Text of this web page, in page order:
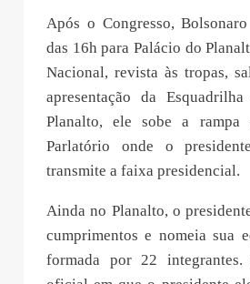
Após o Congresso,
das 16h para Palácio do
Nacional, revista às tropas,
apresentação da
Planalto, ele sobe a rampa
Parlatório onde o
transmite a faixa presidencial.
Ainda no Planalto, o
cumprimentos e nomeia sua
formada por 22